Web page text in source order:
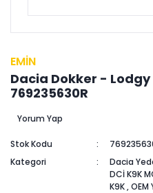
EMİN
Dacia Dokker - Lodgy
769235630R
Yorum Yap
Stok Kodu
Kategori
Dacia
DCİ K9K
K9K,OEM